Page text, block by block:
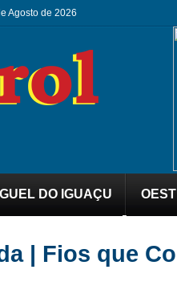
Agosto de 2026
DO IGUAÇU
| Fios que